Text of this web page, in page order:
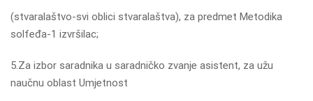
(stvaralaštvo-svi oblici stvaralaštva), za predmet Metodika
solfeđa-1 izvršilac;
5.Za izbor saradnika u saradničko zvanje asistent, za užu
naučnu oblast Umjetnost